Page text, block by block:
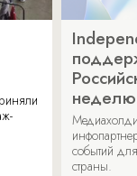
неделю
событий
страны.